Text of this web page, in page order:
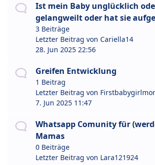
Ist mein Baby unglücklich
gelangweilt oder hat sie
3 Beiträge
Letzter Beitrag von Cariella14
28. Jun 2025 22:56
Greifen Entwicklung
1 Beitrag
Letzter Beitrag von
7. Jun 2025 11:47
Whatsapp Comunity für
Mamas
0 Beiträge
Letzter Beitrag von Lara121924